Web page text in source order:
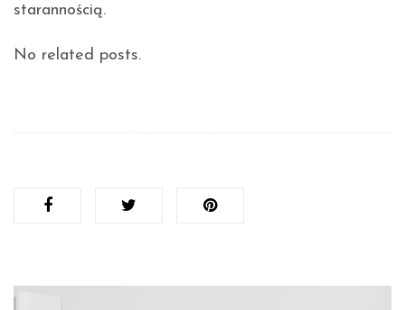
starannością.
No related posts.